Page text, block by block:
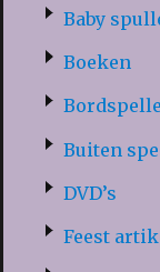
Baby
Boeken
Buiten
DVD’s
Feest